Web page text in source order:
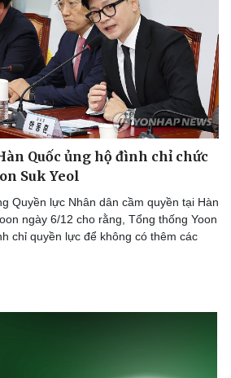
Quốc ủng hộ đình chỉ chức
Suk Yeol
Quyền lực Nhân dân cầm quyền tại Hàn
ngày 6/12 cho rằng, Tổng thống Yoon
chỉ quyền lực để không có thêm các